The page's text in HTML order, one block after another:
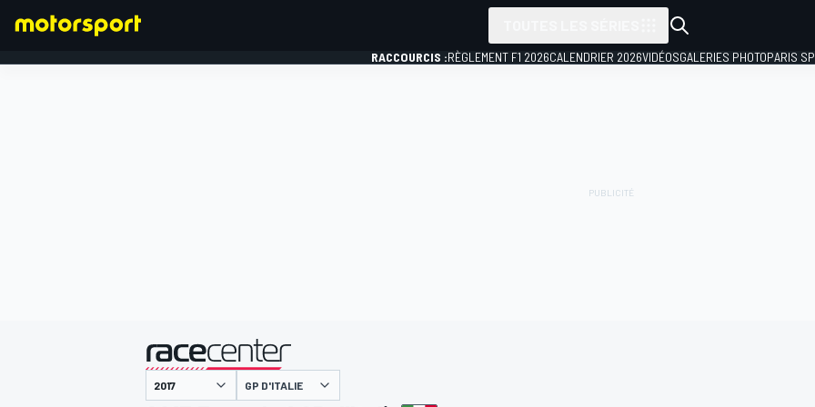
RACCOURCIS :RÈGLEMENT F1 2026CALENDRIER 2026VIDÉOSGALERIES PHOTOPARIS
présenté par
GP D'ITALIE